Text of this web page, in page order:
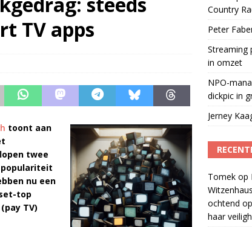
TV apps
toont aan
twee
populariteit
nu een
top
TV)
Country
Peter
Streaming
in omzet
NPO-
dickpic in
Jerney
Tomekop
ochtend
haar